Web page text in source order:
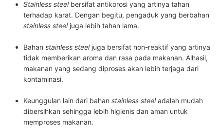
Stainless steelbersifat antikorosi yang artinya tahan
terhadap karat. Dengan begitu, pengaduk yang berbahan
stainless steeljuga lebih tahan lama.
Bahan stainless steeljuga bersifat non-reaktif yang artinya
tidak memberikan aroma dan rasa pada makanan. Alhasil,
makanan yang sedang diproses akan lebih terjaga dari
kontaminasi.
Keunggulan lain dari bahan stainless steeladalah mudah
dibersihkan sehingga lebih higienis dan aman untuk
memproses makanan.